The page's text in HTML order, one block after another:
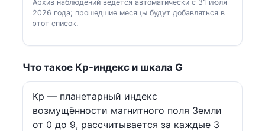
Архив наблюдений ведётся автоматически с 31 июля
2026 года; прошедшие месяцы будут добавляться в
этот список.
Что такое Kp-индекс и шкала G
Kp — планетарный индекс
возмущённости магнитного поля Земли
от 0 до 9, рассчитывается за каждые 3